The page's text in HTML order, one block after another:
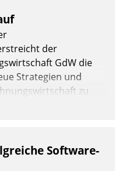
der
GdW die
Strategien und
zu
Software-